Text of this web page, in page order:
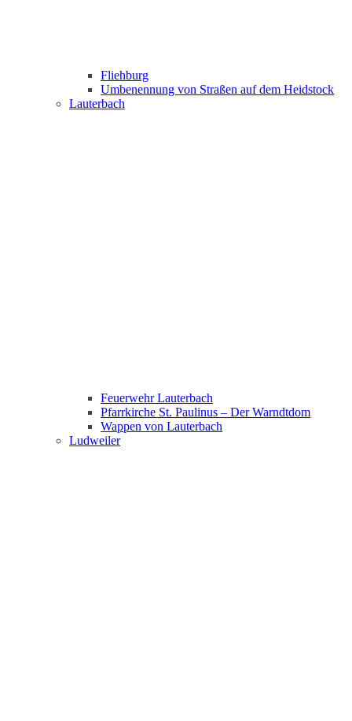
Fliehburg
Umbenennung von Straßen auf dem Heidstock
Lauterbach
Feuerwehr Lauterbach
Pfarrkirche St. Paulinus – Der Warndtdom
Wappen von Lauterbach
Ludweiler